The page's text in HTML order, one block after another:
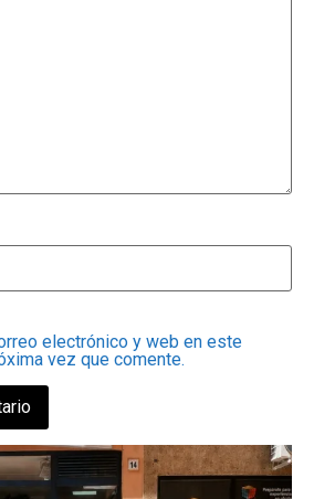
electrónico y web en este
vez que comente.